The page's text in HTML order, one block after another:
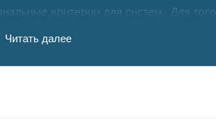
критерии для систем. Для
Читать далее